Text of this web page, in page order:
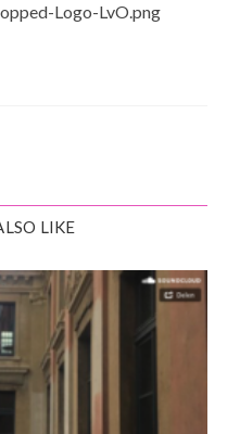
Logo-LvO.png
LIKE